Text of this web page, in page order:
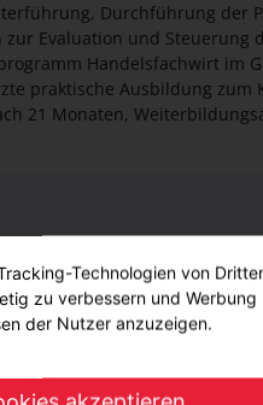
Durchführung der
Evaluation und Steuerung
Handelsfachwirt im
praktische Ausbildung zum
21 Monaten,
Noten
Technologien von
zu verbessern und Werbung
der Nutzer anzuzeigen.